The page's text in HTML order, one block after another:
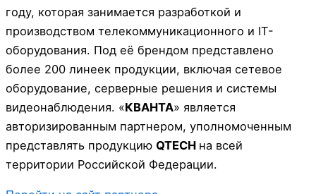
году, которая занимается разработкой и
производством телекоммуникационного и IT-
оборудования. Под её брендом представлено
более 200 линеек продукции, включая сетевое
оборудование, серверные решения и системы
видеонаблюдения. «КВАНТА» является
авторизированным партнером, уполномоченным
представлять продукцию QTECH на всей
территории Российской Федерации.